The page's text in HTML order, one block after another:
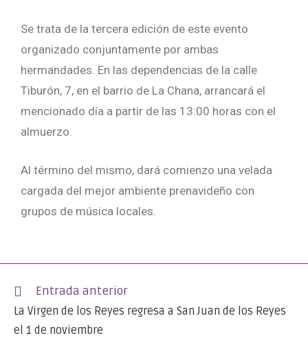
Se trata de la tercera edición de este evento
organizado conjuntamente por ambas
hermandades. En las dependencias de la calle
Tiburón, 7, en el barrio de La Chana, arrancará el
mencionado día a partir de las 13:00 horas con el
almuerzo.
Al término del mismo, dará comienzo una velada
cargada del mejor ambiente prenavideño con
grupos de música locales.
Entrada anterior
La Virgen de los Reyes regresa a San Juan de los Reyes
el 1 de noviembre